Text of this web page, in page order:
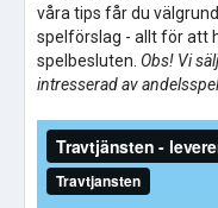
våra tips får du
spelförslag - allt för att
spelbesluten. Obs! Vi
intresserad av